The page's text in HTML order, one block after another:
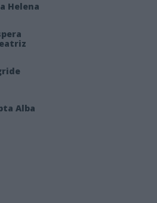
Helena
Alba